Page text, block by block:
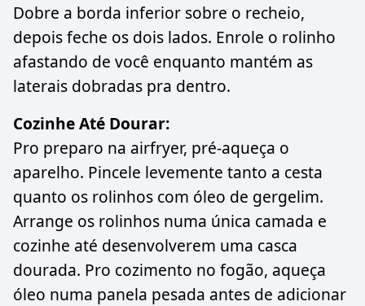
Dobre a borda inferior sobre o recheio,
depois feche os dois lados. Enrole o rolinho
afastando de você enquanto mantém as
laterais dobradas pra dentro.
Cozinhe Até Dourar:
Pro preparo na airfryer, pré-aqueça o
aparelho. Pincele levemente tanto a cesta
quanto os rolinhos com óleo de gergelim.
Arrange os rolinhos numa única camada e
cozinhe até desenvolverem uma casca
dourada. Pro cozimento no fogão, aqueça
óleo numa panela pesada antes de adicionar